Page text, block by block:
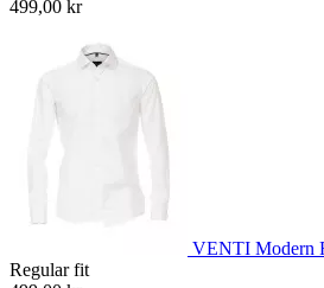
499,00 kr
VENTI Modern
Regular fit